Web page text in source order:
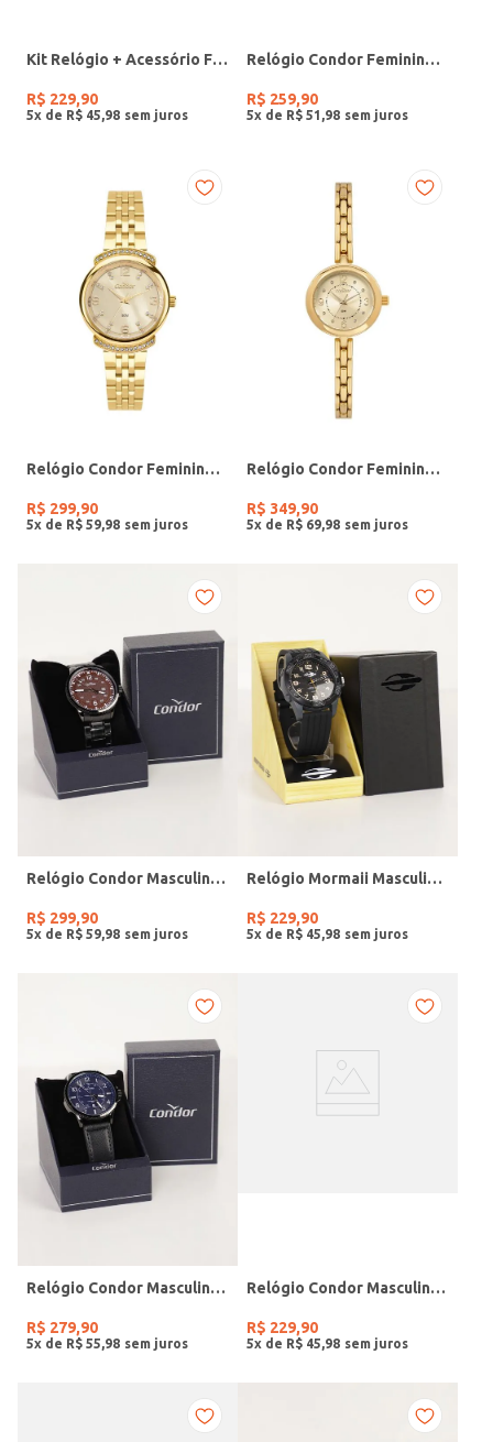
Kit Relógio + Acessório Feminino DOURADO
R$ 229,90
5x de R$ 45 98
Relógio Condor Feminino PRATA
R$ 259,90
5x de R$ 51 98
Relógio Condor Feminino DOURADO
R$ 299,90
5x de R$ 59 98
Relógio Condor Feminino DOURADO
R$ 349,90
5x de R$ 69 98
Relógio Condor Masculino PRETO
R$ 299,90
5x de R$ 59 98
Relógio Mormaii Masculino PRETO
R$ 229,90
5x de R$ 45 98
Relógio Condor Masculino PRETO
R$ 279,90
5x de R$ 55 98
Relógio Condor Masculino PRATA
R$ 229,90
5x de R$ 45 98